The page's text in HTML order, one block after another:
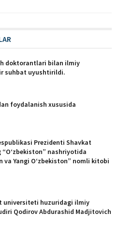
doktorantlari bilan ilmiy
suhbat uyushtirildi.
foydalanish xususida
Prezidenti Shavkat
“Oʻzbekiston” nashriyotida
va Yangi Oʻzbekiston” nomli kitobi
universiteti huzuridagi ilmiy
Qodirov Abdurashid Madjitovich